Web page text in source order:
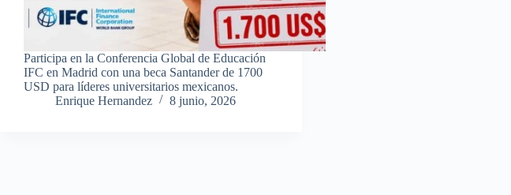
Participa en la Conferencia Global de Educación
IFC en Madrid con una beca Santander de 1700
USD para líderes universitarios mexicanos.
Enrique Hernandez
8 junio, 2026